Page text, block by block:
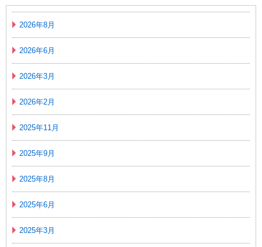
2026年8月
2026年6月
2026年3月
2026年2月
2025年11月
2025年9月
2025年8月
2025年6月
2025年3月